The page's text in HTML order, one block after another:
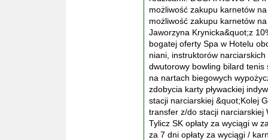
możliwość zakupu karnetów
możliwość zakupu karnetów
Jaworzyna Krynicka&quot;z
bogatej oferty Spa w Hotelu
niani, instruktorów
dwutorowy bowling bilard tenis
na nartach biegowych
zdobycia karty pływackiej
stacji narciarskiej &quot;Kolej
transfer z/do stacji narciarskiej
Tylicz SK opłaty za wyciągi w
za 7 dni opłaty za wyciągi /